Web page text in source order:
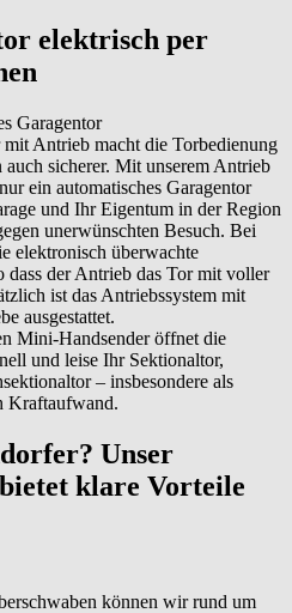
elektrisch per
Antrieb macht die Torbedienung
sicherer. Mit unserem Antrieb
ein automatisches Garagentor
und Ihr Eigentum in der Region
unerwünschten Besuch. Bei
elektronisch überwachte
der Antrieb das Tor mit voller
ist das Antriebssystem mit
ausgestattet.
Mini-Handsender öffnet die
und leise Ihr Sektionaltor,
– insbesondere als
Kraftaufwand.
Unser
klare Vorteile
können wir rund um